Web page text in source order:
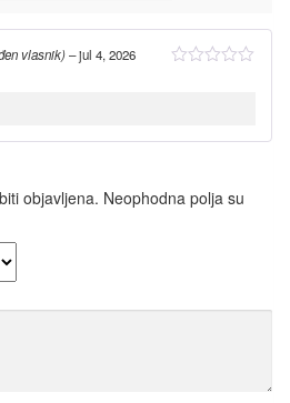
vlasnik)–jul 4, 2026
objavljena. Neophodna polja su